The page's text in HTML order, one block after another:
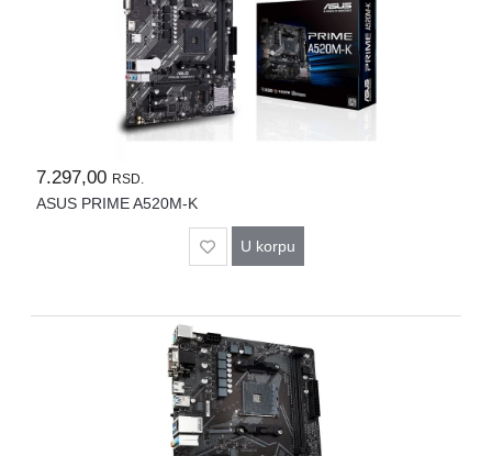
7.297,00 RSD.
ASUS PRIME A520M-K
U korpu